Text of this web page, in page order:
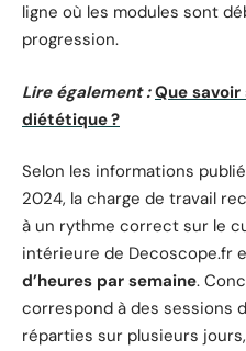
ligne où les modules sont
progression.
Lire également : Que
diététique ?
Selon les informations
2024, la charge de travail
à un rythme correct sur le
intérieure de Decoscope.fr
d’heures par semaine.
correspond à des sessions
réparties sur plusieurs